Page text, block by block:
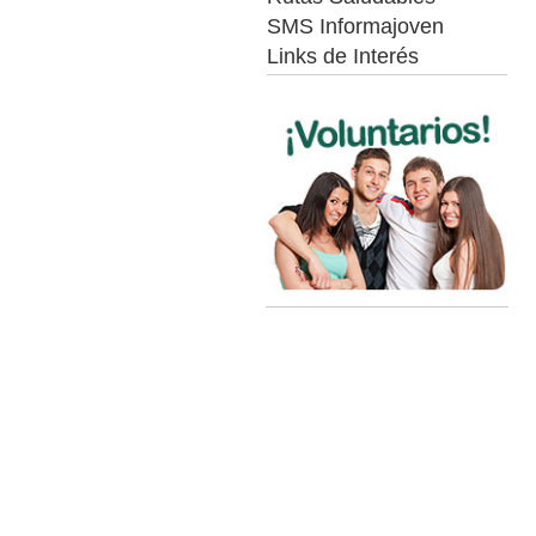
SMS Informajoven
Links de Interés